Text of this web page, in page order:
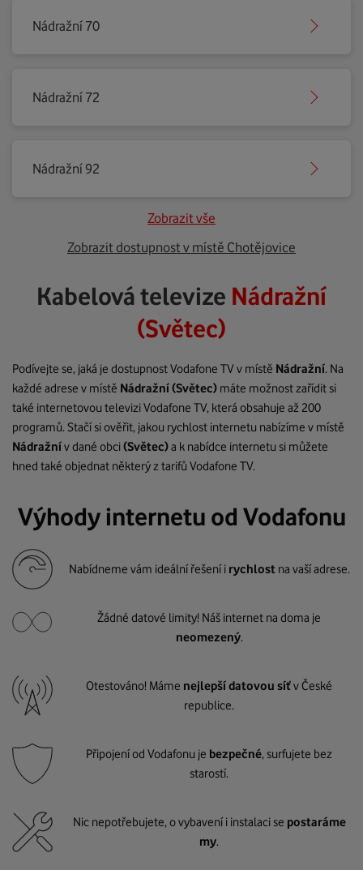
Nádražní 70
Nádražní 72
Nádražní 92
Zobrazit vše
Zobrazit dostupnost v místě Chotějovice
Kabelová televize Nádražní
(Světec)
Podívejte se, jaká je dostupnost Vodafone TV v místě Nádražní. Na
každé adrese v místě Nádražní(Světec) máte možnost zařídit si
také internetovou televizi Vodafone TV, která obsahuje až 200
programů. Stačí si ověřit, jakou rychlost internetu nabízíme v místě
Nádražnív dané obci(Světec)a k nabídce internetu si můžete
hned také objednat některý z tarifů Vodafone TV.
Výhody internetu od Vodafonu
Nabídneme vám ideální řešení i rychlost na vaší adrese.
Žádné datové limity! Náš internet na doma je
neomezený.
Otestováno! Máme nejlepší datovou síťv České
republice.
Připojení od Vodafonu je bezpečné, surfujete bez
starostí.
Nic nepotřebujete, o vybavení i instalaci se postaráme
my.